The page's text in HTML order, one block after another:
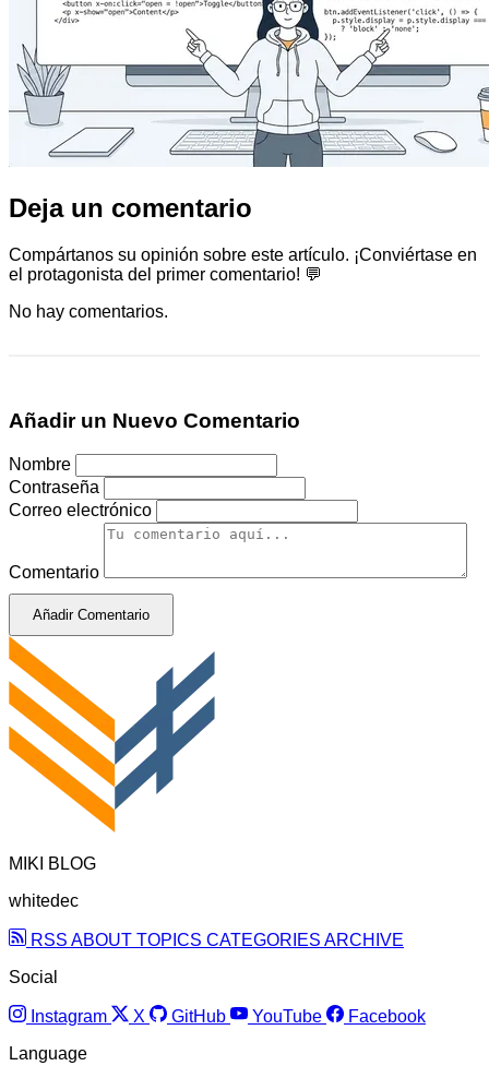
Deja un comentario
Compártanos su opinión sobre este artículo. ¡Conviértase en
el protagonista del primer comentario! 💬
No hay comentarios.
Añadir un Nuevo Comentario
Nombre
Contraseña
Correo electrónico
Comentario
Añadir Comentario
MIKI BLOG
whitedec
RSS ABOUT TOPICS CATEGORIES ARCHIVE
Social
Instagram X GitHub YouTube
Facebook
Language